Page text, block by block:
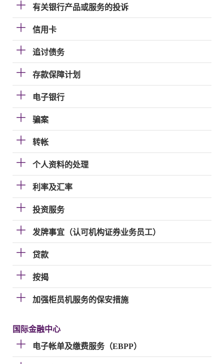
有关银行产品或服务的投诉
信用卡
追讨债务
存款保障计划
电子银行
骗案
转帐
个人资料的处理
利率及汇率
投资服务
发牌事宜（认可机构证券业务员工）
贷款
按揭
加强柜员机服务的保安措施
国际金融中心
电子帐单及缴费服务（EBPP）